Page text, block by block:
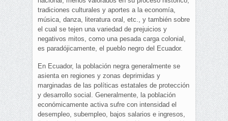
tradiciones culturales y aportes a la economía,
música, danza, literatura oral, etc., y también sobre
el cual se tejen una variedad de prejuicios y
negativos mitos, como una pesada carga colonial,
es paradójicamente, el pueblo negro del Ecuador.
En Ecuador, la población negra generalmente se
asienta en regiones y zonas deprimidas y
marginadas de las políticas estatales de protección
y desarrollo social. Generalmente, la población
económicamente activa sufre con intensidad el
desempleo, subempleo, bajos salarios e ingresos,